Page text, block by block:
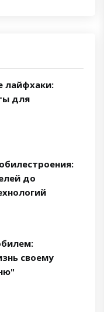
лайфхаки:
для
до
своему